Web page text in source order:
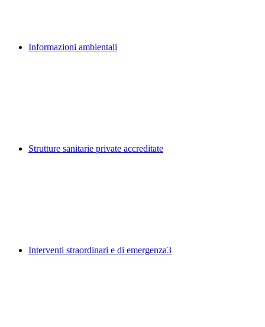
Informazioni ambientali
Strutture sanitarie private accreditate
Interventi straordinari e di emergenza3